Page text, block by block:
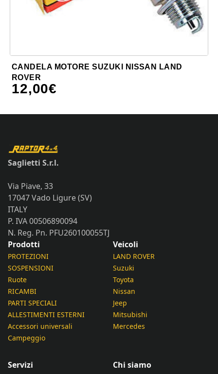
CANDELA MOTORE SUZUKI NISSAN LAND
ROVER
12,00€
Saglietti S.r.l.
Via Piave, 33
17047 Vado Ligure (SV)
ITALY
P. IVA 00506890094
N. Reg. Pn. PFU260100055TJ
Prodotti
PROTEZIONI
SOSPENSIONI
Ruote
RICAMBI
PARTI SPECIALI
ALLESTIMENTI ESTERNI
Accessori universali
Campeggio
Veicoli
LAND ROVER
Suzuki
Toyota
Nissan
Jeep
Mitsubishi
Mercedes
Servizi Chi siamo